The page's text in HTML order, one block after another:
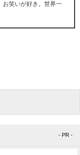
お笑いが好き。世界一
- PR -